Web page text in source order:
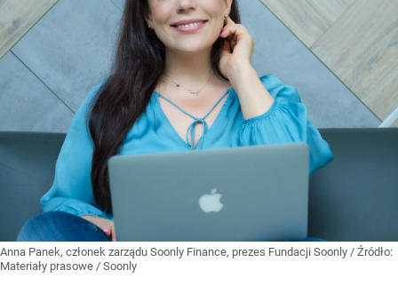
Anna Panek, członek zarządu Soonly Finance, prezes Fundacji Soonly / Źródło:
Materiały prasowe / Soonly